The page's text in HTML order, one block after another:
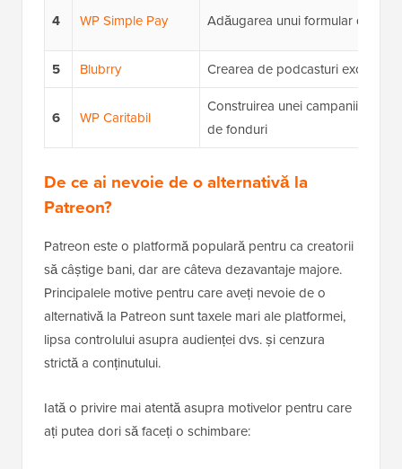
4 WP Simple Pay Adăugarea unui formular de
5 Blubrry Crearea de podcasturi exclusive
6 WP Caritabil
Construirea unei campanii de
de fonduri
De ce ai nevoie de o alternativă la
Patreon?
Patreon este o platformă populară pentru ca creatorii
să câștige bani, dar are câteva dezavantaje majore.
Principalele motive pentru care aveți nevoie de o
alternativă la Patreon sunt taxele mari ale platformei,
lipsa controlului asupra audienței dvs. și cenzura
strictă a conținutului.
Iată o privire mai atentă asupra motivelor pentru care
ați putea dori să faceți o schimbare: